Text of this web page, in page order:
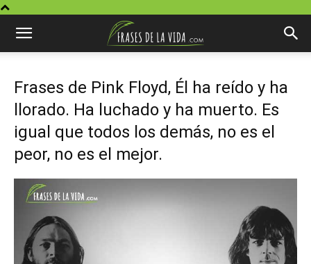
Frases de Pink Floyd, Él ha reído y ha
llorado. Ha luchado y ha muerto. Es
igual que todos los demás, no es el
peor, no es el mejor.